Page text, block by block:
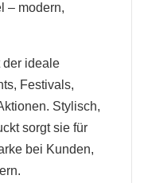
– modern,
der ideale
Festivals,
Stylisch,
sorgt sie für
bei Kunden,